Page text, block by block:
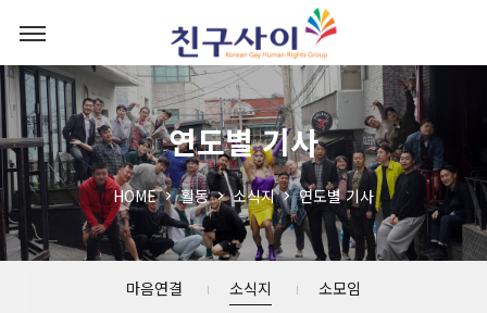
연도별 기사
HOME 활동 소식지 연도별 기사
마음연결 소식지 소모임